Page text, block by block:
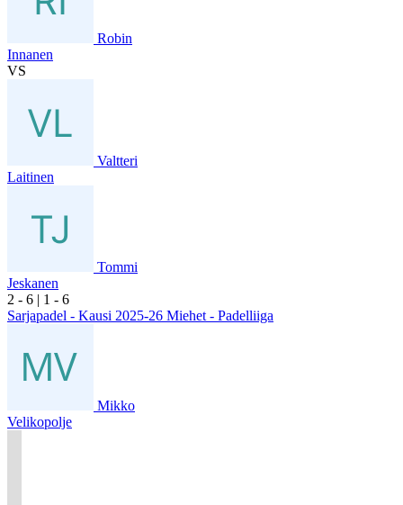
Robin
Innanen
VS
Valtteri
Laitinen
Tommi
Jeskanen
2 - 6 | 1 - 6
Sarjapadel - Kausi 2025-26 Miehet - Padelliiga
Mikko
Velikopolje